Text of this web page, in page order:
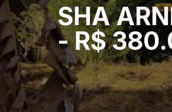
SHA
- R$